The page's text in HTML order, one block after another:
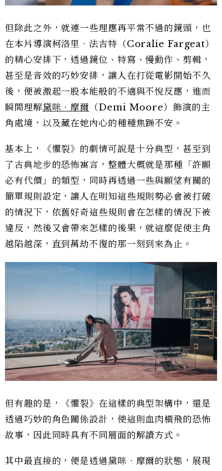
但除此之外，就連一些理應再平常不過的鏡頭，也
在本片導演柯洛里．法吉特（Coralie Fargeat）
的精心安排下，透過鏡位、特寫、慢動作、剪輯，
甚至是音效的巧妙安排，讓人在打從電影開始不久
後，便被激起一股本能般的不適與不悅反應，進而
瞬間理解黛咪．摩爾 （Demi Moore）飾演的主
角處境，以及藏在她內心的種種焦躁不安。
基本上，《懼裂》的劇情可說是十分典型，甚至到
了古典地步的恐怖寓言，整體大概就是那種「許願
必有代價」的類型，同時再透過一些與願望有關的
簡單規則設定，讓人在明知這些規則勢必會被打破
的情況下，依舊好奇這些規則會在怎樣的情況下被
違反，然後又會帶來怎樣的後果，就這麼促使主角
越陷越深，直到萬劫不復的那一刻到來為止。
但有趣的是，《懼裂》在這樣的典型架構中，還是
透過巧妙的角色關係設計，使這則血肉橫飛的恐怖
故事，因此同時具有不同層面的解讀方式。
其中最直接的，便是透過黛咪．摩爾的狀態，展現